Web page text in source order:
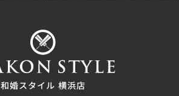
和婚スタイル 横浜店